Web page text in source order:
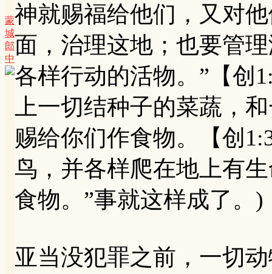
蒙
城
郎
中
神就赐福给他们，又对
面，治理这地；也要管
各样行动的活物。”【
上一切结种子的菜蔬，
赐给你们作食物。【创
鸟，并各样爬在地上有
食物。”事就这样成了。)
亚当没犯罪之前，一切